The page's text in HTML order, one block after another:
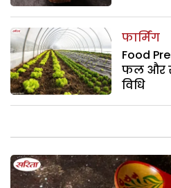
फार्मिंग
Food
फल और
विधि